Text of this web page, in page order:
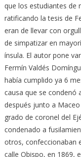
que los estudiantes de
ratificando la tesis de
eran de llevar con
de simpatizar en
ínsula. El autor pone
Fermín Valdés
había cumplido ya 6
causa que se condenó
después junto a
grado de coronel del
condenado a
otros, confeccionaban
calle Obispo, en 1869,